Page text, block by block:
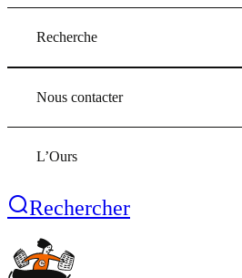
Recherche
Nous contacter
L’Ours
Rechercher